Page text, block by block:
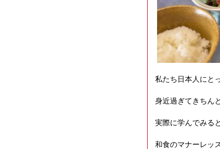
私たち日本人にと
身近過ぎてきちん
実際に学んでみる
和食のマナーレッ